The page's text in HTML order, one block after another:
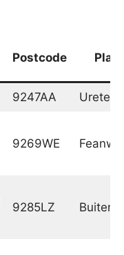
Postcode
9247AA Ureterp
9269WE
9285LZ